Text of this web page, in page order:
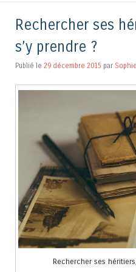
Rechercher ses
s’y prendre ?
Publié le 29 décembre 2015 par
Rechercher ses